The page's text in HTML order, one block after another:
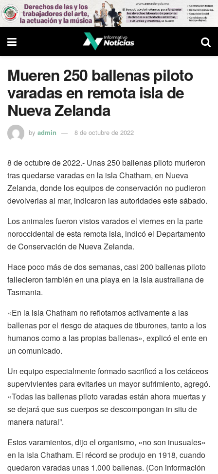
Mueren 250 ballenas piloto
varadas en remota isla de
Nueva Zelanda
by admin 8 de octubre de 2022
8 de octubre de 2022.- Unas 250 ballenas piloto murieron
tras quedarse varadas en la isla Chatham, en Nueva
Zelanda, donde los equipos de conservación no pudieron
devolverlas al mar, indicaron las autoridades este sábado.
Los animales fueron vistos varados el viernes en la parte
noroccidental de esta remota isla, indicó el Departamento
de Conservación de Nueva Zelanda.
Hace poco más de dos semanas, casi 200 ballenas piloto
fallecieron también en una playa en la isla australiana de
Tasmania.
«En la isla Chatham no reflotamos activamente a las
ballenas por el riesgo de ataques de tiburones, tanto a los
humanos como a las propias ballenas», explicó el ente en
un comunicado.
Un equipo especialmente formado sacrificó a los cetáceos
supervivientes para evitarles un mayor sufrimiento, agregó.
«Todas las ballenas piloto varadas están ahora muertas y
se dejará que sus cuerpos se descompongan in situ de
manera natural”.
Estos varamientos, dijo el organismo, «no son inusuales»
en la isla Chatham. El récord se produjo en 1918, cuando
quedaron varadas unas 1.000 ballenas. (Con información